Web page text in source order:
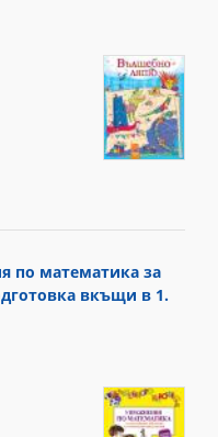
по математика за
вкъщи в 1.